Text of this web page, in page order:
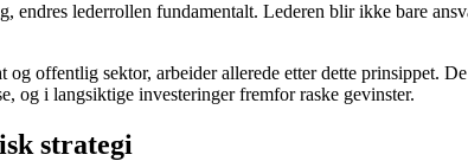
endres lederrollen fundamentalt. Lederen blir ikke bare
offentlig sektor, arbeider allerede etter dette prinsippet.
og i langsiktige investeringer fremfor raske gevinster.
strategi